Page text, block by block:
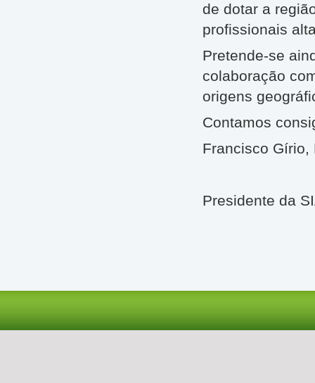
de dotar a
profissionais
Pretende-se
colaboração
origens
Contamos
Francisco Gírio,
Presidente da